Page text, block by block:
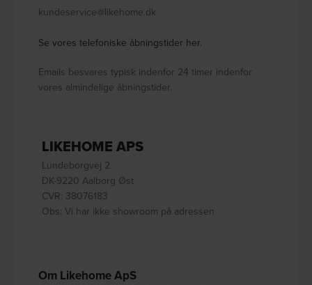
kundeservice@likehome.dk
Se vores telefoniske åbningstider her.
Emails besvares typisk indenfor 24 timer indenfor
vores almindelige åbningstider.
LIKEHOME APS
Lundeborgvej 2
DK-9220 Aalborg Øst
CVR: 38076183
Obs: Vi har ikke showroom på adressen
Om Likehome ApS